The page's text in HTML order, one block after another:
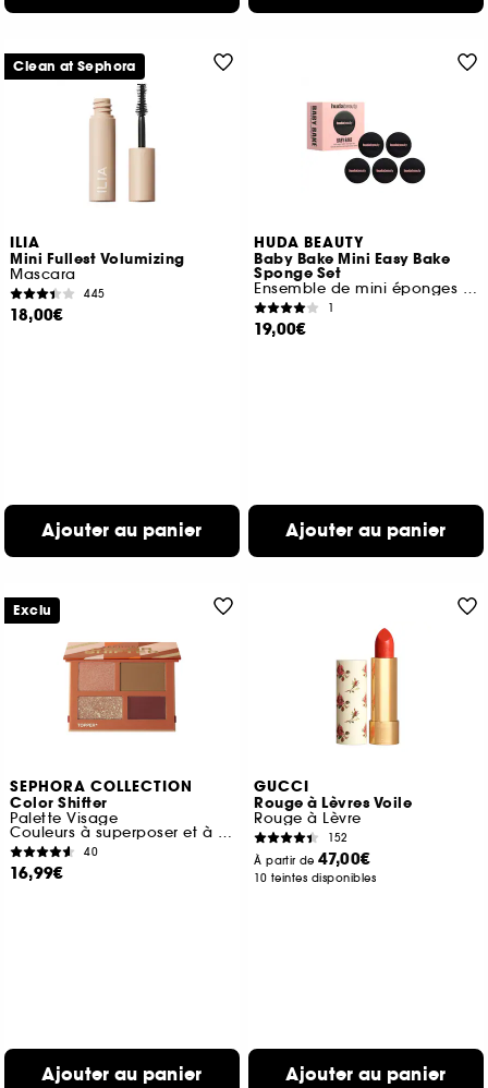
ILIA
Mini Fullest Volumizing
Mascara
445
18,00€
Ajouter au panier
Clean at Sephora
HUDA BEAUTY
Baby Bake Mini Easy Bake
Sponge Set
Ensemble de mini éponges beauté
1
19,00€
Ajouter au panier
SEPHORA COLLECTION
Color Shifter
Palette Visage
Couleurs à superposer et à transformer
40
16,99€
Ajouter au panier
Exclu
GUCCI
Rouge à Lèvres Voile
Rouge à Lèvre
152
À partir de47,00€
10 teintes disponibles
Ajouter au panier